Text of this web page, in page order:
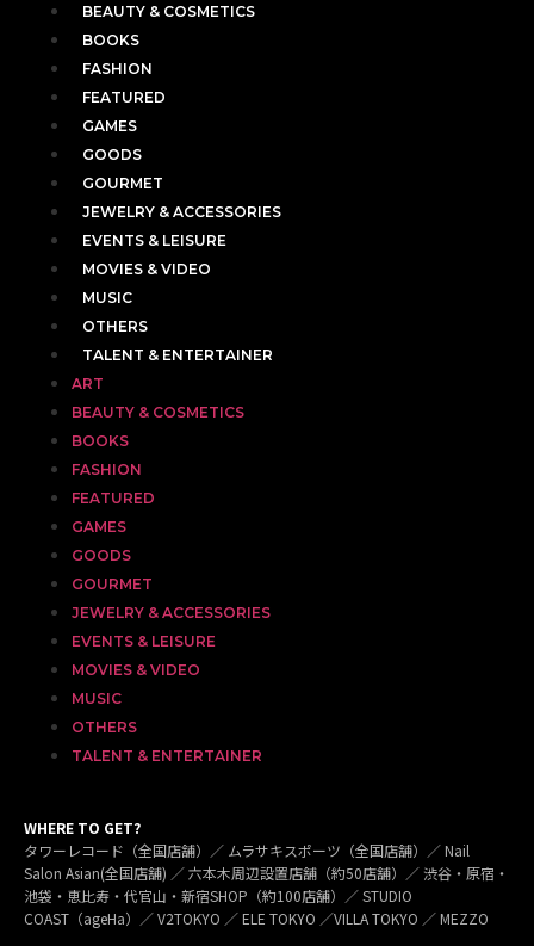
BEAUTY & COSMETICS
BOOKS
FASHION
FEATURED
GAMES
GOODS
GOURMET
JEWELRY & ACCESSORIES
EVENTS & LEISURE
MOVIES & VIDEO
MUSIC
OTHERS
TALENT & ENTERTAINER
ART
BEAUTY & COSMETICS
BOOKS
FASHION
FEATURED
GAMES
GOODS
GOURMET
JEWELRY & ACCESSORIES
EVENTS & LEISURE
MOVIES & VIDEO
MUSIC
OTHERS
TALENT & ENTERTAINER
WHERE TO GET?
タワーレコード（全国店舗）／ ムラサキスポーツ（全国店舗）／ Nail
Salon Asian(全国店舗) ／ 六本木周辺設置店舗（約50店舗）／ 渋谷・原宿・
池袋・恵比寿・代官山・新宿SHOP（約100店舗）／ STUDIO
COAST（ageHa）／ V2TOKYO ／ ELE TOKYO ／VILLA TOKYO ／ MEZZO